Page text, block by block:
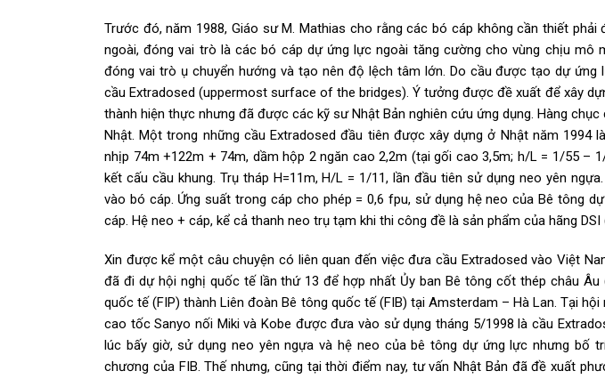
Trước đó, năm 1988, Giáo sư M. Mathias cho rằng các bó cáp không cần thiết phải
ngoài, đóng vai trò là các bó cáp dự ứng lực ngoài tăng cường cho vùng chịu mô
đóng vai trò ụ chuyển hướng và tạo nên độ lệch tâm lớn. Do cầu được tạo dự
cầu Extradosed (uppermost surface of the bridges). Ý tưởng được đề xuất để xây
thành hiện thực nhưng đã được các kỹ sư Nhật Bản nghiên cứu ứng dụng. Hàng
Nhật. Một trong những cầu Extradosed đầu tiên được xây dựng ở Nhật năm 1994
nhịp 74m +122m + 74m, dầm hộp 2 ngăn cao 2,2m (tại gối cao 3,5m; h/L = 1/55 –
kết cấu cầu khung. Trụ tháp H=11m, H/L = 1/11, lần đầu tiên sử dụng neo yên
vào bó cáp. Ứng suất trong cáp cho phép = 0,6 fpu, sử dụng hệ neo của Bê tông
cáp. Hệ neo + cáp, kể cả thanh neo trụ tạm khi thi công đề là sản phẩm của hãng DSI
Xin được kể một câu chuyện có liên quan đến việc đưa cầu Extradosed vào Việt
đã đi dự hội nghị quốc tế lần thứ 13 để hợp nhất Ủy ban Bê tông cốt thép châu
quốc tế (FIP) thành Liên đoàn Bê tông quốc tế (FIB) tại Amsterdam – Hà Lan. Tại hội
cao tốc Sanyo nối Miki và Kobe được đưa vào sử dụng tháng 5/1998 là cầu
lúc bấy giờ, sử dụng neo yên ngựa và hệ neo của bê tông dự ứng lực nhưng bố
chương của FIB. Thế nhưng, cũng tại thời điểm nay, tư vấn Nhật Bản đã đề xuất